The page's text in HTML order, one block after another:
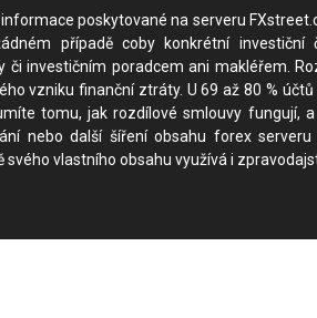
poskytované na serveru
případě coby konkrétní investiční
či investičním poradcem ani makléřem.
vzniku finanční ztráty. U 69 až 80 %
tomu, jak rozdílové smlouvy fungují,
nebo další šíření obsahu forex
svého vlastního obsahu využívá i